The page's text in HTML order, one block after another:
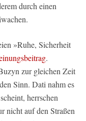
durch einen
»Ruhe, Sicherheit
.
zur gleichen Zeit
Sinn. Dati nahm es
herrschen
nicht auf den Straßen